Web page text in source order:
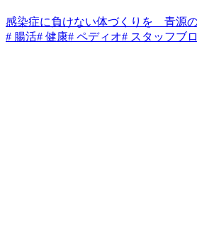
感染症に負けない体づくりを 青源
# 腸活# 健康# ペディオ# スタッフブ